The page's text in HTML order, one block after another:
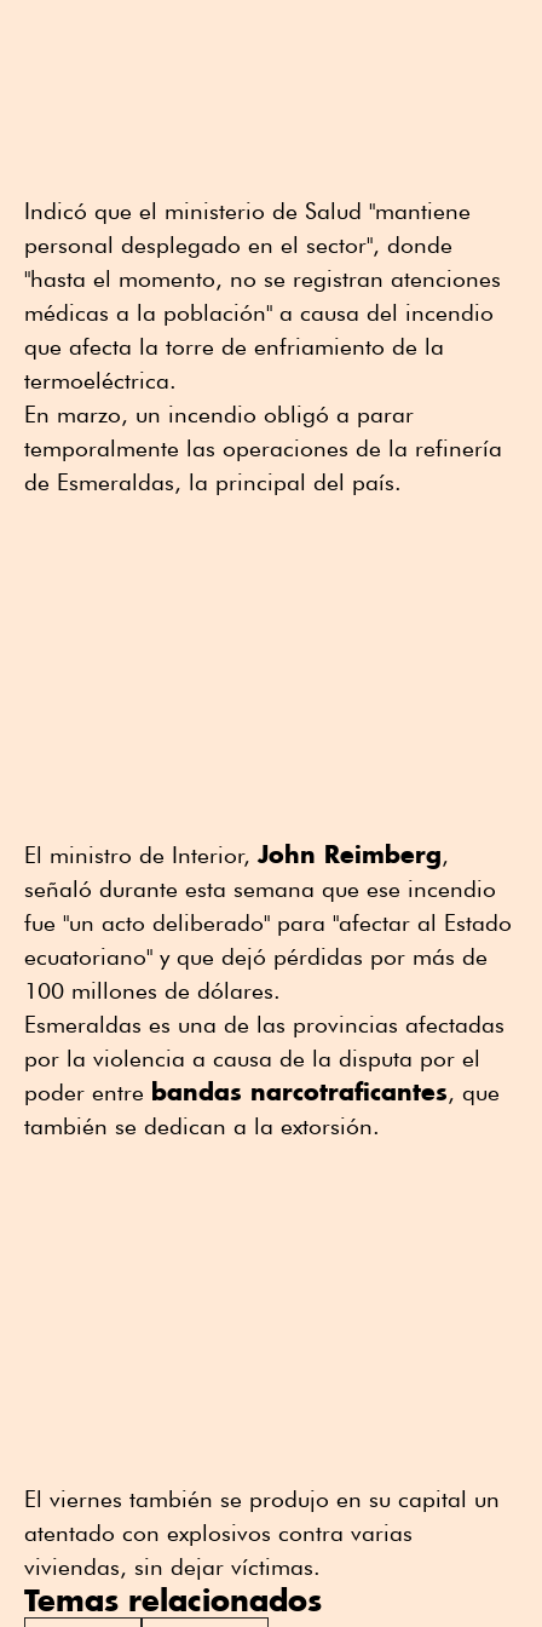
Indicó que el ministerio de Salud "mantiene
personal desplegado en el sector", donde
"hasta el momento, no se registran atenciones
médicas a la población" a causa del incendio
que afecta la torre de enfriamiento de la
termoeléctrica.
En marzo, un incendio obligó a parar
temporalmente las operaciones de la refinería
de Esmeraldas, la principal del país.
El ministro de Interior, John Reimberg,
señaló durante esta semana que ese incendio
fue "un acto deliberado" para "afectar al Estado
ecuatoriano" y que dejó pérdidas por más de
100 millones de dólares.
Esmeraldas es una de las provincias afectadas
por la violencia a causa de la disputa por el
poder entre bandas narcotraficantes, que
también se dedican a la extorsión.
El viernes también se produjo en su capital un
atentado con explosivos contra varias
viviendas, sin dejar víctimas.
Temas relacionados